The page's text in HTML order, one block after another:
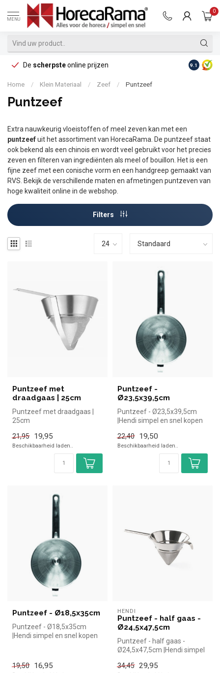
MENU
0
De scherpsteonline prijzen Op
9.1
Home / Klein Materiaal / Zeef / Puntzeef
Puntzeef
Extra nauwkeurig vloeistoffen of meel zeven kan met een
puntzeefuit het assortiment van HorecaRama. De puntzeef staat
ook bekend als een chinois en wordt veel gebruikt voor het precies
zeven en filteren van ingrediënten als meel of bouillon. Het is een
fijne zeef met een conische vorm en een handgreep gemaakt van
RVS. Bekijk de verschillende maten en afmetingen puntzeven van
hoge kwaliteit online in de webshop.
Filters
Puntzeef met
draadgaas | 25cm
Puntzeef met draadgaas |
25cm
21,95
19,95
Beschikbaarheid laden..
Puntzeef -
Ø23,5x39,5cm
Puntzeef - Ø23,5x39,5cm
|Hendi simpel en snel kopen
22,40
19,50
Beschikbaarheid laden..
Puntzeef - Ø18,5x35cm
Puntzeef - Ø18,5x35cm
|Hendi simpel en snel kopen
19,50
16,95
HENDI
Puntzeef - half gaas -
Ø24,5x47,5cm
Puntzeef - half gaas -
Ø24,5x47,5cm |Hendi simpel
horec...
34,45 29,95